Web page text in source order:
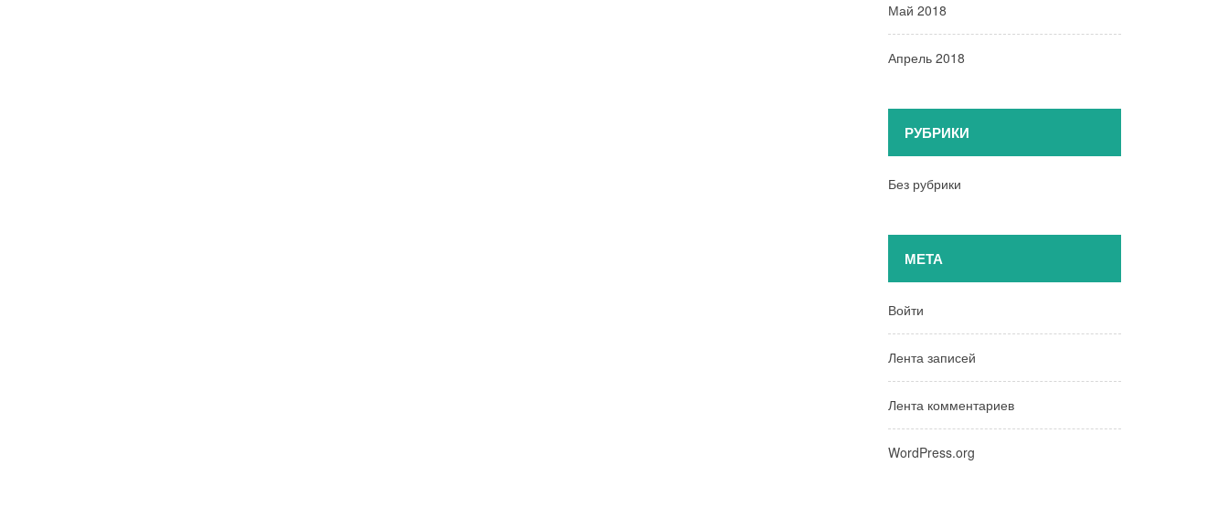
Май 2018
Апрель 2018
РУБРИКИ
Без рубрики
МЕТА
Войти
Лента записей
Лента комментариев
WordPress.org